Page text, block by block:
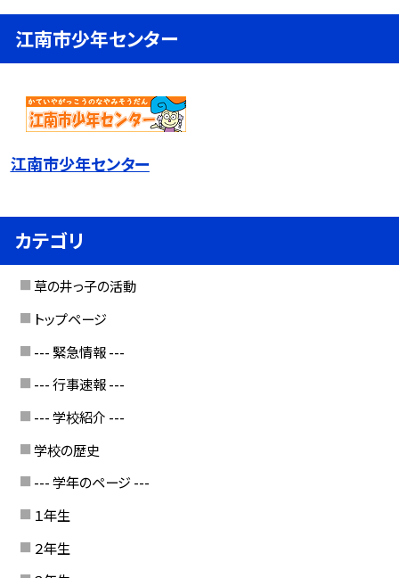
江南市少年センター
江南市少年センター
カテゴリ
草の井っ子の活動
トップページ
--- 緊急情報 ---
--- 行事速報 ---
--- 学校紹介 ---
学校の歴史
--- 学年のページ ---
１年生
２年生